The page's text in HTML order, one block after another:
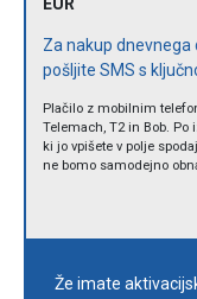
Za nakup
pošljite SMS s
Plačilo z mobilnim
Telemach, T2 in Bob.
ki jo vpišete v polje
ne bomo samodejno
Že imate